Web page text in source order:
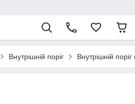
Внутрішній поріг Внутрішній